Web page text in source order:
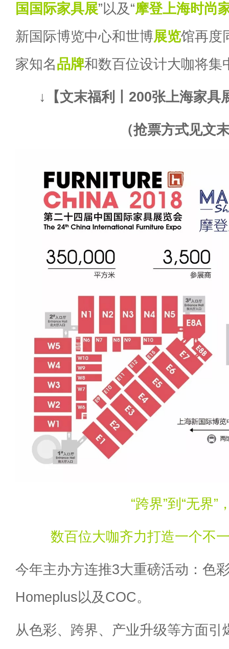
国国际家具展”以及“摩登上海时尚
新国际博览中心和世博展览馆再度
家知名品牌和数百位设计大咖将集
↓【文末福利丨200张上海家具
（抢票方式见文
“跨界”到“无界”
数百位大咖齐力打造一个不
今年主办方连推3大重磅活动：色
Homeplus以及COC。
从色彩、跨界、产业升级等方面引